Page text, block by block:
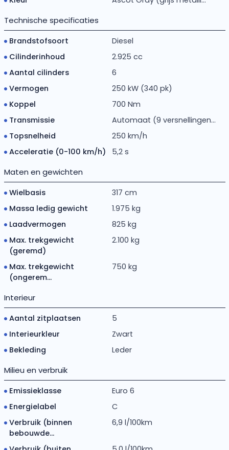
Technische specificaties
Brandstofsoort
Diesel
Cilinderinhoud
2.925 cc
Aantal cilinders
6
Vermogen
250 kW (340 pk)
Koppel
700 Nm
Transmissie
Automaat (9 versnellingen...
Topsnelheid
250 km/h
Acceleratie (0-100 km/h)
5,2 s
Maten en gewichten
Wielbasis
317 cm
Massa ledig gewicht
1.975 kg
Laadvermogen
825 kg
Max. trekgewicht
(geremd)
2.100 kg
Max. trekgewicht
(ongerem...
750 kg
Interieur
Aantal zitplaatsen
5
Interieurkleur
Zwart
Bekleding
Leder
Milieu en verbruik
Emissieklasse
Euro 6
Energielabel
C
Verbruik (binnen
bebouwde...
6,9 l/100km